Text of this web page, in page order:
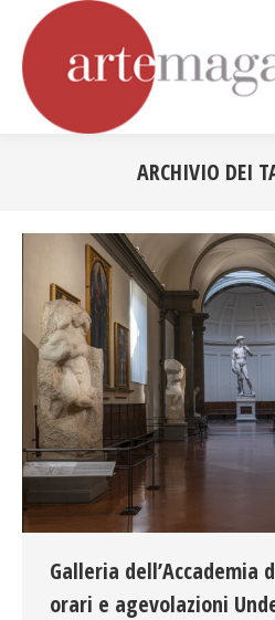
ARCHIVIO DEI
Galleria dell’Accademia
orari e agevolazioni